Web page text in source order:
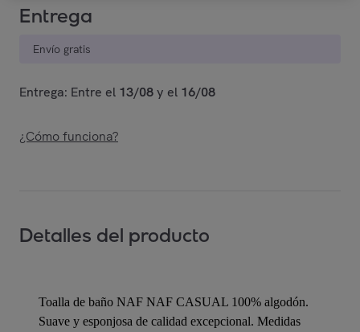
Entrega
Envío gratis
Entrega: Entre el 13/08y el 16/08
¿Cómo funciona?
Detalles del producto
Toalla de baño NAF NAF CASUAL 100% algodón.
Suave y esponjosa de calidad excepcional. Medidas